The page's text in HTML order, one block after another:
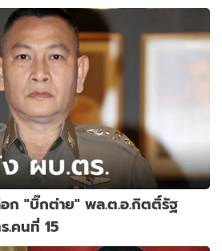
ก "บิ๊กต่าย" พล.ต.อ.กิตติ์รัฐ
.คนที่ 15